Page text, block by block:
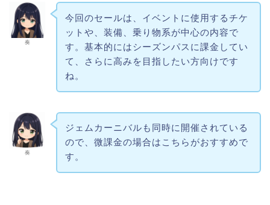
奏
今回のセールは、イベントに使用するチケ
ットや、装備、乗り物系が中心の内容で
す。基本的にはシーズンパスに課金してい
て、さらに高みを目指したい方向けです
ね。
奏
ジェムカーニバルも同時に開催されている
ので、微課金の場合はこちらがおすすめで
す。